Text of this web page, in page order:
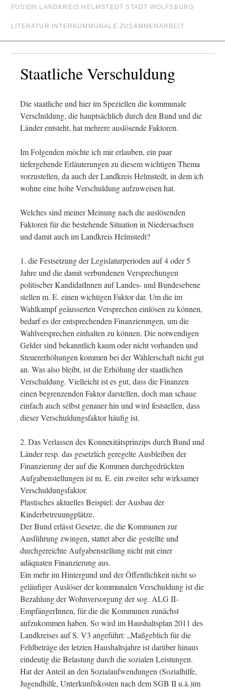
FUSION LANDKREIS HELMSTEDT STADT WOLFSBURG
LITERATUR INTERKOMMUNALE ZUSAMMENARBEIT
Staatliche Verschuldung
Die staatliche und hier im Speziellen die kommunale
Verschuldung, die hauptsächlich durch den Bund und die
Länder entsteht, hat mehrere auslösende Faktoren.
Im Folgenden möchte ich mir erlauben, ein paar
tiefergehende Erläuterungen zu diesem wichtigen Thema
vorzustellen, da auch der Landkreis Helmstedt, in dem ich
wohne eine hohe Verschuldung aufzuweisen hat.
Welches sind meiner Meinung nach die auslösenden
Faktoren für die bestehende Situation in Niedersachsen
und damit auch im Landkreis Helmstedt?
1. die Festsetzung der Legislaturperioden auf 4 oder 5
Jahre und die damit verbundenen Versprechungen
politiscber KandidatInnen auf Landes- und Bundesebene
stellen m. E. einen wichtigen Faktor dar. Um die im
Wahlkampf geäusserten Versprechen einlösen zu können,
bedarf es der entsprechenden Finanzierungen, um die
Wahlversprechen einhalten zu können. Die notwendigen
Gelder sind bekanntlich kaum oder nicht vorhanden und
Steuererhöhungen kommen bei der Wählerschaft nicht gut
an. Was also bleibt, ist die Erhöhung der staatlichen
Verschuldung. Vielleicht ist es gut, dass die Finanzen
einen begrenzenden Faktor darstellen, doch man schaue
einfach auch selbst genauer hin und wird feststellen, dass
dieser Verschuldungsfaktor häufig ist.
2. Das Verlassen des Konnexitätsprinzips durch Bund und
Länder resp. das gesetzlich geregelte Ausbleiben der
Finanzierung der auf die Kommen durchgedrückten
Aufgabenstellungen ist m. E. ein zweiter sehr wirksamer
Verschuldungsfaktor.
Plastisches aktuelles Beispiel: der Ausbau der
Kinderbetreuungplätze.
Der Bund erlässt Gesetze, die die Kommunen zur
Ausführung zwingen, stattet aber die gestellte und
durchgereichte Aufgabenstellung nicht mit einer
adäquaten Finanzierung aus.
Ein mehr im Hintergund und der Öffentlichkeit nicht so
geläufiger Auslöser der kommunalen Verschuldung ist die
Bezahlung der Wohnversorgung der sog. ALG II-
EmpfängerInnen, für die die Kommunen zunächst
aufzukommen haben. So wird im Haushaltsplan 2011 des
Landkreises auf S. V3 angeführt: „Maßgeblich für die
Fehlbeträge der letzten Haushaltsjahre ist darüber hinaus
eindeutig die Belastung durch die sozialen Leistungen.
Hat der Anteil an den Sozialaufwendungen (Sozialhilfe,
Jugendhilfe, Unterkunftskosten nach dem SGB II u.ä.)im